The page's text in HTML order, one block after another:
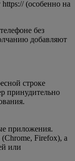
(особенно на
без
добавляют
строке
принудительно
приложения.
(Chrome, Firefox), а
или